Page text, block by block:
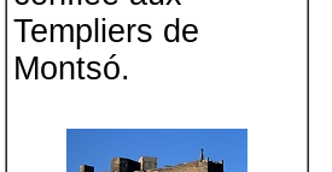
Templiers de
Montsó.